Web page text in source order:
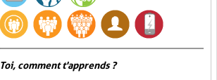
Toi, comment t'apprends ?